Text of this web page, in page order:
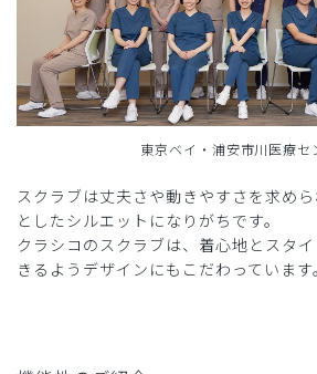
東京ベイ・浦安市川医療セ
スクラブは丈夫さや動きやすさを求め
としたシルエットになりがちです。
クラシコのスクラブは、着心地とスタ
きるようデザインにもこだわっています。